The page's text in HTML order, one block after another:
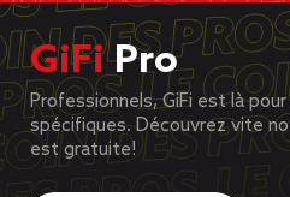
GiFiPro
Professionnels, GiFi est là
spécifiques. Découvrez vite
est gratuite!